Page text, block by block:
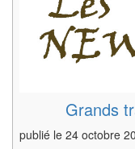
Grands
publié le24 octobre